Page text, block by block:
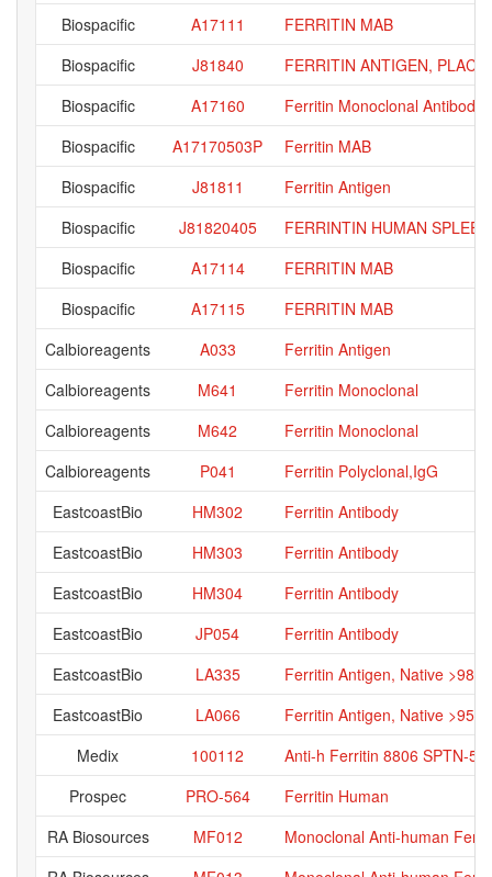
Biospacific
A17111
FERRITIN MAB
Biospacific
J81840
FERRITIN ANTIGEN,
Biospacific
A17160
Ferritin Monoclonal Antibody
Biospacific
A17170503P
Ferritin MAB
Biospacific
J81811
Ferritin Antigen
Biospacific
J81820405
FERRINTIN HUMAN
Biospacific
A17114
FERRITIN MAB
Biospacific
A17115
FERRITIN MAB
Calbioreagents
A033
Ferritin Antigen
Calbioreagents
M641
Ferritin Monoclonal
Calbioreagents
M642
Ferritin Monoclonal
Calbioreagents
P041
Ferritin Polyclonal,IgG
EastcoastBio
HM302
Ferritin Antibody
EastcoastBio
HM303
Ferritin Antibody
EastcoastBio
HM304
Ferritin Antibody
EastcoastBio
JP054
Ferritin Antibody
EastcoastBio
LA335
Ferritin Antigen, Native >98%
EastcoastBio
LA066
Ferritin Antigen, Native >95%
Medix
100112
Anti-h Ferritin 8806 SPTN-5
Prospec
PRO-564
Ferritin Human
RA Biosources
MF012
Monoclonal Anti-human